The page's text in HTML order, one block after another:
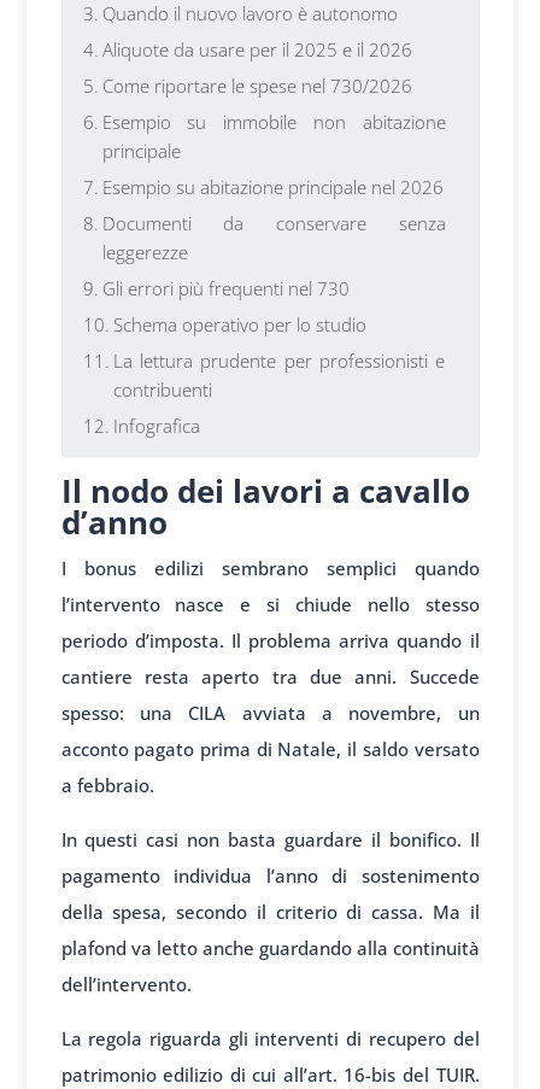
Quando il nuovo lavoro è autonomo
Aliquote da usare per il 2025 e il 2026
Come riportare le spese nel 730/2026
Esempio su immobile non abitazione
principale
Esempio su abitazione principale nel 2026
Documenti da conservare senza
leggerezze
Gli errori più frequenti nel 730
Schema operativo per lo studio
La lettura prudente per professionisti e
contribuenti
Infografica
Il nodo dei lavori a cavallo
d’anno
I bonus edilizi sembrano semplici quando
l’intervento nasce e si chiude nello stesso
periodo d’imposta. Il problema arriva quando il
cantiere resta aperto tra due anni. Succede
spesso: una CILA avviata a novembre, un
acconto pagato prima di Natale, il saldo versato
a febbraio.
In questi casi non basta guardare il bonifico. Il
pagamento individua l’anno di sostenimento
della spesa, secondo il criterio di cassa. Ma il
plafond va letto anche guardando alla continuità
dell’intervento.
La regola riguarda gli interventi di recupero del
patrimonio edilizio di cui all’art. 16-bis del TUIR.